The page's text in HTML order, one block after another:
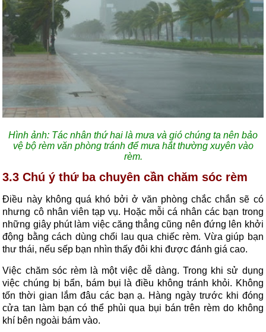
Hình ảnh: Tác nhân thứ hai là mưa và gió chúng ta nên bảo
vệ bộ rèm văn phòng tránh để mưa hắt thường xuyên vào
rèm.
3.3 Chú ý thứ ba chuyên cần chăm sóc rèm
Điều này không quá khó bởi ở văn phòng chắc chắn sẽ có
nhưng cô nhân viên tạp vụ. Hoặc mỗi cá nhân các bạn trong
những giây phút làm việc căng thẳng cũng nên đứng lên khởi
động bằng cách dùng chổi lau qua chiếc rèm. Vừa giúp bạn
thư thái, nếu sếp bạn nhìn thấy đôi khi được đánh giá cao.
Việc chăm sóc rèm là một việc dễ dàng. Trong khi sử dụng
việc chúng bị bẩn, bám bụi là điều không tránh khỏi. Không
tốn thời gian lắm đâu các bạn ạ. Hàng ngày trước khi đóng
cửa tan làm bạn có thể phủi qua bụi bán trên rèm do không
khí bên ngoài bám vào.